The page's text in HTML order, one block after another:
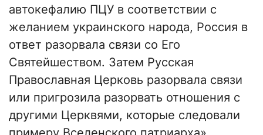
автокефалию ПЦУ в соответствии с
желанием украинского народа, Россия в
ответ разорвала связи со Его
Святейшеством. Затем Русская
Православная Церковь разорвала связи
или пригрозила разорвать отношения с
другими Церквями, которые следовали